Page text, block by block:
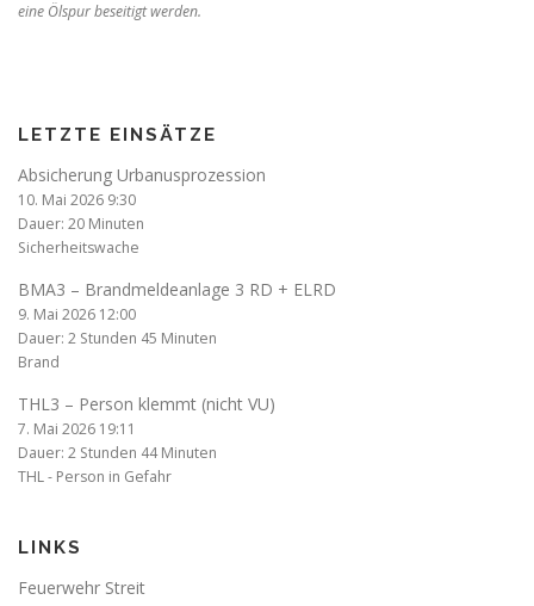
eine Ölspur beseitigt werden.
LETZTE EINSÄTZE
Absicherung Urbanusprozession
10. Mai 2026 9:30
Dauer: 20 Minuten
Sicherheitswache
BMA3 – Brandmeldeanlage 3 RD + ELRD
9. Mai 2026 12:00
Dauer: 2 Stunden 45 Minuten
Brand
THL3 – Person klemmt (nicht VU)
7. Mai 2026 19:11
Dauer: 2 Stunden 44 Minuten
THL - Person in Gefahr
LINKS
Feuerwehr Streit